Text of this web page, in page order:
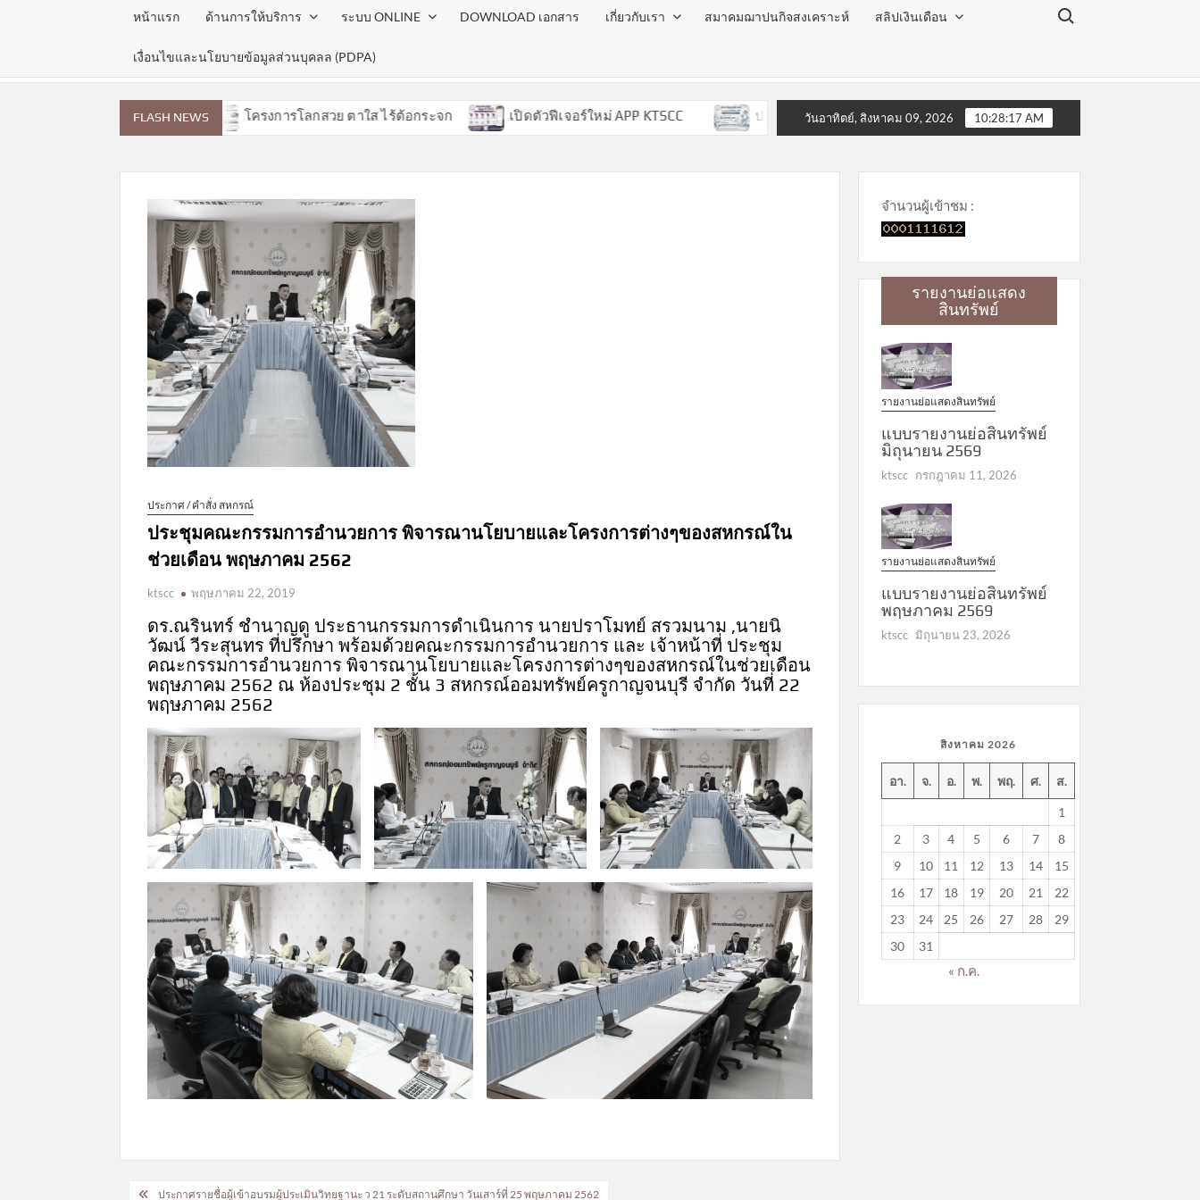
หน้าแรก ด้านการให้บริการ ระบบ ONLINE DOWNLOAD เอกสาร เกี่ยวกับเรา สมาคมฌาปนกิจสงเคราะห์ สลิปเงินเดือน
เงื่อนไขและนโยบายข้อมูลส่วนบุคลล (PDPA)
Search for:
FLASH NEWS
จำเดือนสิงหาคม 2569 โครงการโลกสวย ตาใส ไร้ต้อกระจก เปิดตัวฟีเจอร์ใหม่ APP KTSCC ประกาศวันหยุด ประจำเดือนสิงหาคม 2569 โครงการโลกสวย ตาใส ไร้ต้อก
วันอาทิตย์, สิงหาคม 09, 2026 10:28:18 AM
ประกาศ / คำสั่ง สหกรณ์
ประชุมคณะกรรมการอำนวยการ พิจารณานโยบายและโครงการต่างๆของสหกรณ์ใน
ช่วยเดือน พฤษภาคม 2562
ktscc พฤษภาคม 22, 2019
ดร.ณรินทร์ ชำนาญดู ประธานกรรมการดำเนินการ นายปราโมทย์ สรวมนาม ,นายนิ
วัฒน์ วีระสุนทร ที่ปรึกษา พร้อมด้วยคณะกรรมการอำนวยการ และ เจ้าหน้าที่ ประชุม
คณะกรรมการอำนวยการ พิจารณานโยบายและโครงการต่างๆของสหกรณ์ในช่วยเดือน
พฤษภาคม 2562 ณ ห้องประชุม 2 ชั้น 3 สหกรณ์ออมทรัพย์ครูกาญจนบุรี จำกัด วันที่ 22
พฤษภาคม 2562
ประกาศรายชื่อผู้เข้าอบรมผู้ประเมินวิทยฐานะ ว 21 ระดับสถานศึกษา วันเสาร์ที่ 25 พฤษภาคม 2562
จำนวนผู้เข้าชม :
รายงานย่อแสดง
สินทรัพย์
รายงานย่อแสดงสินทรัพย์
แบบรายงานย่อสินทรัพย์
มิถุนายน 2569
ktscc กรกฎาคม 11, 2026
รายงานย่อแสดงสินทรัพย์
แบบรายงานย่อสินทรัพย์
พฤษภาคม 2569
ktscc มิถุนายน 23, 2026
สิงหาคม 2026
อา. จ. อ. พ. พฤ. ศ. ส.
1
2
3 4 5 6 7
8
9
10 11 12 13 14
15
16
17 18 19 20 21
22
23
24 25 26 27 28
29
30
31
« ก.ค.